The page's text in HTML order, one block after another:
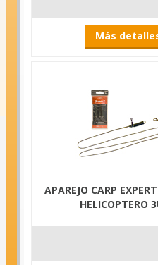
Más
APAREJO CARP
HELICOPTERO